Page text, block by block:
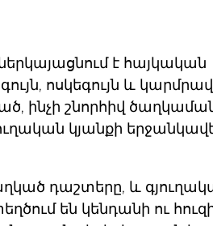
է հայկական
ոսկեգույն և
ինչի շնորհիվ
կյանքի
դաշտերը, և
են կենդանի ու